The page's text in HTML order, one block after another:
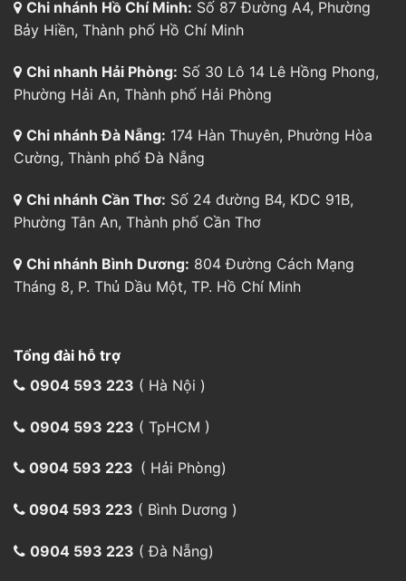
Chi nhánh Hồ Chí Minh: Số 87 Đường A4, Phường
Bảy Hiền, Thành phố Hồ Chí Minh
Chi nhanh Hải Phòng: Số 30 Lô 14 Lê Hồng Phong,
Phường Hải An, Thành phố Hải Phòng
Chi nhánh Đà Nẵng: 174 Hàn Thuyên, Phường Hòa
Cường, Thành phố Đà Nẵng
Chi nhánh Cần Thơ: Số 24 đường B4, KDC 91B,
Phường Tân An, Thành phố Cần Thơ
Chi nhánh Bình Dương: 804 Đường Cách Mạng
Tháng 8, P. Thủ Dầu Một, TP. Hồ Chí Minh
Tổng đài hỗ trợ
0904 593 223 ( Hà Nội )
0904 593 223 ( TpHCM )
0904 593 223 ( Hải Phòng)
0904 593 223 ( Bình Dương )
0904 593 223 ( Đà Nẵng)